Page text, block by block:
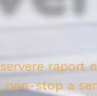
raport
non-stop a